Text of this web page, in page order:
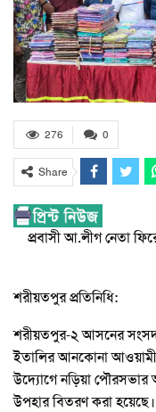
0
276
Share
প্রবাসী আ.লীগ নেতা
শরীয়তপুর প্রতিনিধি:
শরীয়তপুর-২ আসনের সংসদ
ইতালির আনকোনা
উদ্যোগে নড়িয়া পৌরসভার
উপহার বিতরণ করা হয়েছে।